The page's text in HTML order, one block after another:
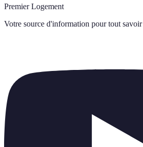
Premier Logement
Votre source d'information pour tout